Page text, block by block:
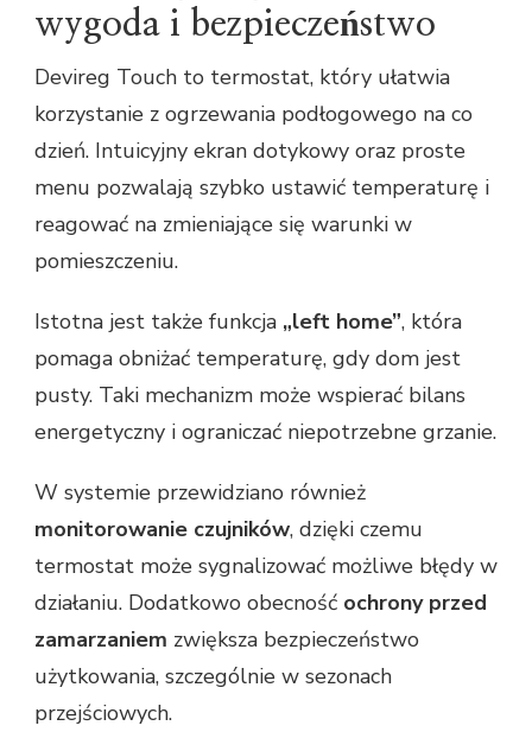
wygoda i bezpieczeństwo
Devireg Touch to termostat, który ułatwia
korzystanie z ogrzewania podłogowego na co
dzień. Intuicyjny ekran dotykowy oraz proste
menu pozwalają szybko ustawić temperaturę i
reagować na zmieniające się warunki w
pomieszczeniu.
Istotna jest także funkcja „left home”, która
pomaga obniżać temperaturę, gdy dom jest
pusty. Taki mechanizm może wspierać bilans
energetyczny i ograniczać niepotrzebne grzanie.
W systemie przewidziano również
monitorowanie czujników, dzięki czemu
termostat może sygnalizować możliwe błędy w
działaniu. Dodatkowo obecność ochrony przed
zamarzaniem zwiększa bezpieczeństwo
użytkowania, szczególnie w sezonach
przejściowych.